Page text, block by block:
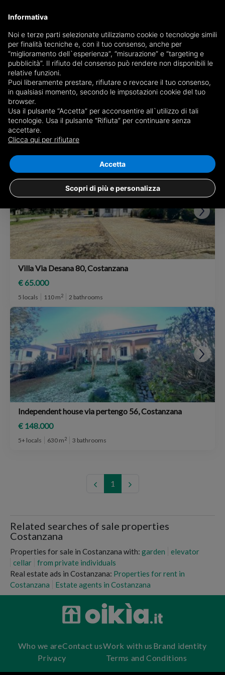
Receive a copy of the newspaper by mail
Choose newspaper
2 results for
Costanzana
Villa Via Desana 80, Costanzana
€ 65.000
5 locals 110 m2 2 bathrooms
Independent house via pertengo 56, Costanzana
€ 148.000
5+ locals 630 m2 3 bathrooms
1
Related searches of sale properties
Costanzana
Properties for sale in Costanzana with: garden
elevator
cellar
from private individuals
Real estate ads in Costanzana: Properties for rent in
Costanzana
Estate agents in Costanzana
Who we areContact usWork with us Brand identity
Privacy
Terms and Conditions
Informativa
Noi e terze parti selezionate utilizziamo cookie o tecnologie simili
per finalità tecniche e, con il tuo consenso, anche per
“miglioramento dell`esperienza”, “misurazione” e “targeting e
pubblicità”. Il rifiuto del consenso può rendere non disponibili le
relative funzioni.
Puoi liberamente prestare, rifiutare o revocare il tuo consenso,
in qualsiasi momento, secondo le impsotazioni cookie del tuo
browser.
Usa il pulsante “Accetta” per acconsentire all`utilizzo di tali
tecnologie. Usa il pulsante “Rifiuta” per continuare senza
accettare.
Clicca qui per rifiutare
Scopri di più e personalizza
Accetta